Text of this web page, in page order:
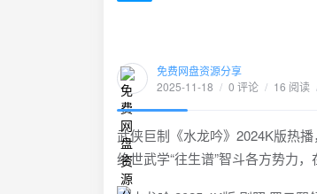
免费网盘资源分享
2025-11-18 / 0 评论 / 16 阅读
武侠巨制《水龙吟》2024K版热
绝世武学“往生谱”智斗各方势力